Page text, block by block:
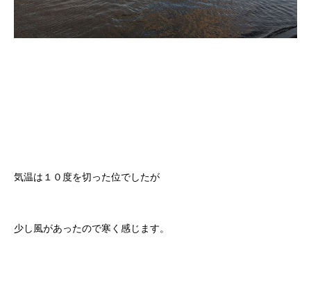
気温は１０度を切った位でしたが
少し風があったので寒く感じます。